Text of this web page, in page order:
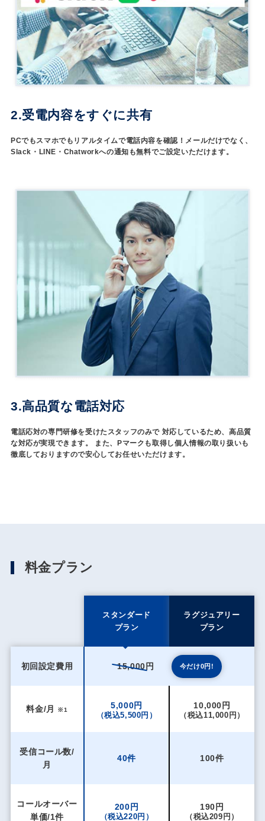
2.受電内容をすぐに共有
PCでもスマホでもリアルタイムで電話内容を確認！メールだけでなく、
Slack・LINE・Chatworkへの通知も無料でご設定いただけます。
3.高品質な電話対応
電話応対の専門研修を受けたスタッフのみで 対応しているため、高品質
な対応が実現できます。 また、Pマークも取得し個人情報の取り扱いも
徹底しておりますので安心してお任せいただけます。
料金プラン
スタンダード
プラン
ラグジュアリー
プラン
初回設定費用 15,000円 今だけ0円!
料金/月 ※1 5,000円
（税込5,500円）
10,000円
（税込11,000円）
受信コール数/
月
40件 100件
コールオーバー
単価/1件
200円
（税込220円）
190円
（税込209円）